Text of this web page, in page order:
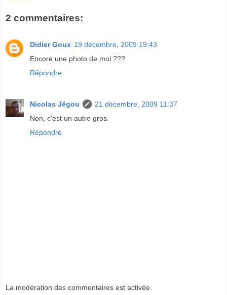
2 commentaires:
Didier Goux 19 décembre, 2009 19:43
Encore une photo de moi ???
Répondre
Nicolas Jégou
21 décembre, 2009 11:37
Non, c'est un autre gros.
Répondre
La modération des commentaires est activée.